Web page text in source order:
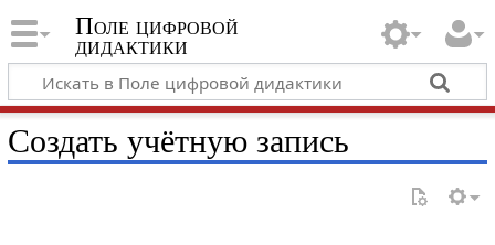
Поле цифровой
дидактики
Создать учётную запись